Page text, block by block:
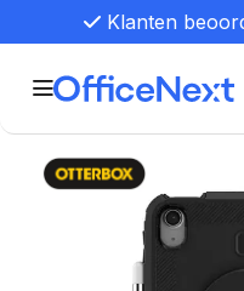
Klanten